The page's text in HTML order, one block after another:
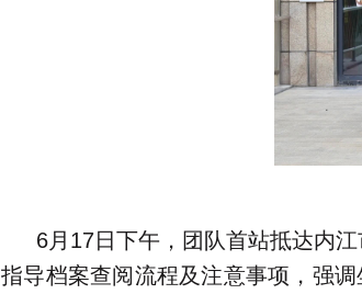
6月17日下午，团队首站抵达内
指导档案查阅流程及注意事项，强